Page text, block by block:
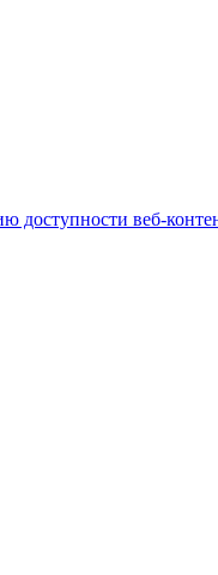
доступности веб-